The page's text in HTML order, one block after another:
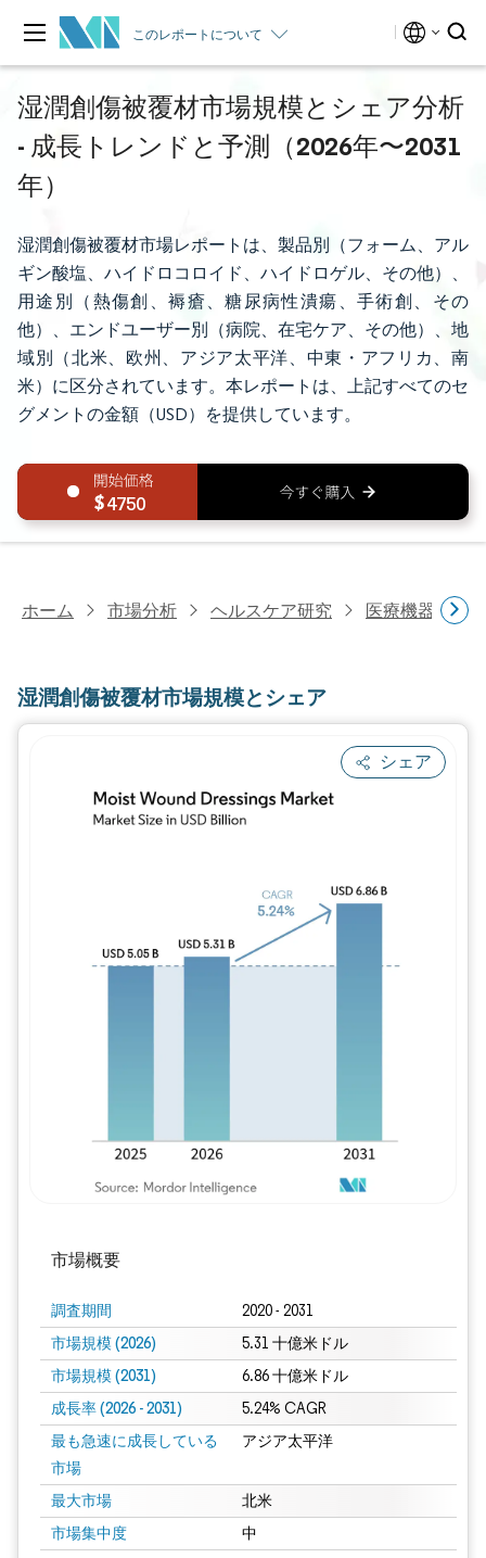
このレポートについて
湿潤創傷被覆材市場規模とシェア分析
- 成長トレンドと予測（2026年〜2031
年）
湿潤創傷被覆材市場レポートは、製品別（フォーム、アル
ギン酸塩、ハイドロコロイド、ハイドロゲル、その他）、
用途別（熱傷創、褥瘡、糖尿病性潰瘍、手術創、その
他）、エンドユーザー別（病院、在宅ケア、その他）、地
域別（北米、欧州、アジア太平洋、中東・アフリカ、南
米）に区分されています。本レポートは、上記すべてのセ
グメントの金額（USD）を提供しています。
4750
ホーム 市場分析 ヘルスケア研究 医療機器研究
湿潤創傷被覆材市場規模とシェア
シェア
市場概要
調査期間 2020 - 2031
市場規模 (2026) 5.31 十億米ドル
市場規模 (2031) 6.86 十億米ドル
成長率 (2026 - 2031) 5.24% CAGR
最も急速に成長している
市場
アジア太平洋
最大市場 北米
市場集中度 中